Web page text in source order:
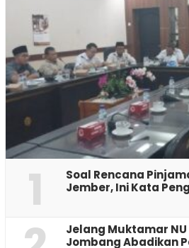
1
‎Soal Rencana
Jember, Ini Kata
Jelang Muktamar
Jombang Abadikan